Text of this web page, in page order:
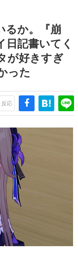
作時のエピソードをお
本』は、〈試験問題〉
う若きクリエイター達
探っていきます。
んに取材し、ゲームが
に与えた影響を探る企
要なトピック・タイト
タビューや識者による
きる決定版！
ターの青春〜
れるマンガ家・田中圭
ンガです。
までの期間限定で開
るか。『崩
記書いてく
が好きすぎ
った
反応